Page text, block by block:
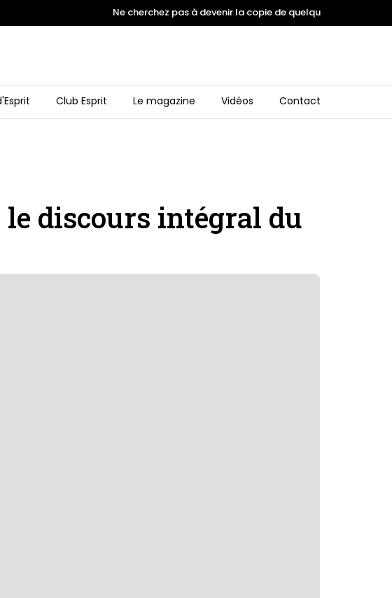
Ne cherchez pas à devenir la copie de quelqu'un. Inspirez vous
Club Esprit Le magazine Vidéos Contact
le discours intégral du